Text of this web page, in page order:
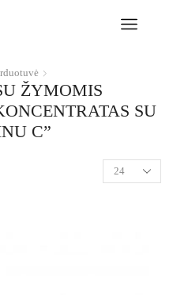
ŽYMOMIS
SU
C”